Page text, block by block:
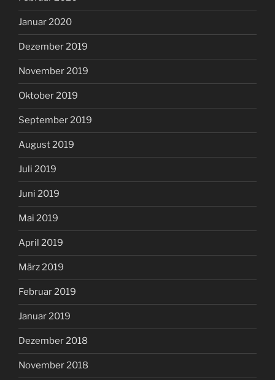
Januar 2020
Dezember 2019
November 2019
Oktober 2019
September 2019
August 2019
Juli 2019
Juni 2019
Mai 2019
April 2019
März 2019
Februar 2019
Januar 2019
Dezember 2018
November 2018